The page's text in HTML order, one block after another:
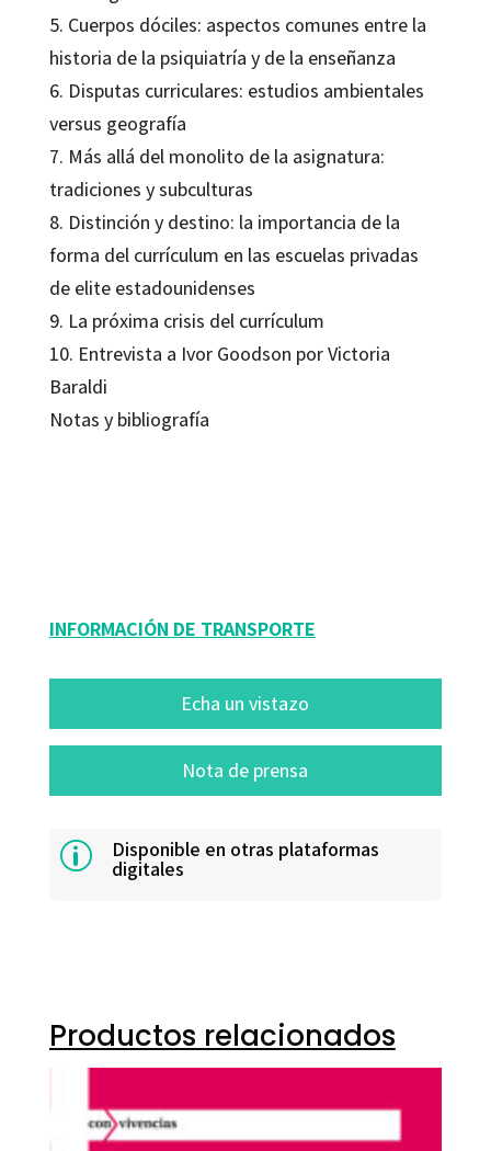
5. Cuerpos dóciles: aspectos comunes entre la
historia de la psiquiatría y de la enseñanza
6. Disputas curriculares: estudios ambientales
versus geografía
7. Más allá del monolito de la asignatura:
tradiciones y subculturas
8. Distinción y destino: la importancia de la
forma del currículum en las escuelas privadas
de elite estadounidenses
9. La próxima crisis del currículum
10. Entrevista a Ivor Goodson por Victoria
Baraldi
Notas y bibliografía
INFORMACIÓN DE TRANSPORTE
Echa un vistazo
Nota de prensa
p Disponible en otras plataformas
digitales
Productos relacionados